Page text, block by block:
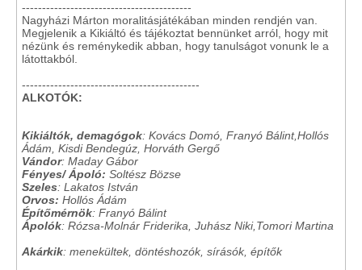
------------------------------------------
Nagyházi Márton moralitásjátékában minden rendjén van.
Megjelenik a Kikiáltó és tájékoztat bennünket arról, hogy mit
nézünk és reménykedik abban, hogy tanulságot vonunk le a
látottakból.
--------------------------------------------
ALKOTÓK:
Kikiáltók, demagógok: Kovács Domó, Franyó Bálint,Hollós
Ádám, Kisdi Bendegúz, Horváth Gergő
Vándor: Maday Gábor
Fényes/ Ápoló: Soltész Bözse
Szeles: Lakatos István
Orvos: Hollós Ádám
Építőmérnök: Franyó Bálint
Ápolók: Rózsa-Molnár Friderika, Juhász Niki,Tomori Martina
Akárkik: menekültek, döntéshozók, sírásók, építők